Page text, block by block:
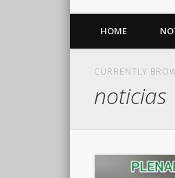
HOME
CURRENTLY
noticias